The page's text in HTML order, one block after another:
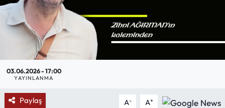
03.06.2026 - 17:00
YAYINLANMA
Paylaş A- A+
Mektup Galeri
Röportaj
Manşet
Köşe Yazıları